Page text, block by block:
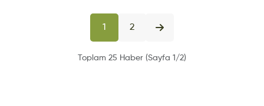
1 2
Toplam 25 Haber (Sayfa 1/2)